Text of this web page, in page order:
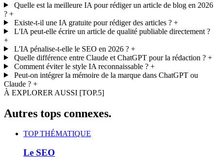
Quelle est la meilleure IA pour rédiger un article de blog en 2026
? +
Existe-t-il une IA gratuite pour rédiger des articles ? +
L'IA peut-elle écrire un article de qualité publiable directement ?
+
L'IA pénalise-t-elle le SEO en 2026 ? +
Quelle différence entre Claude et ChatGPT pour la rédaction ? +
Comment éviter le style IA reconnaissable ? +
Peut-on intégrer la mémoire de la marque dans ChatGPT ou
Claude ? +
À EXPLORER AUSSI [TOP.5]
Autres tops connexes.
TOP THÉMATIQUE
Le SEO